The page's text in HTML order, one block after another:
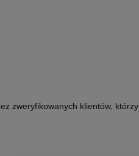
zweryfikowanych klientów, którzy